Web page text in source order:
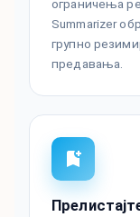
ограничења
Summarizer
групно
предавања.